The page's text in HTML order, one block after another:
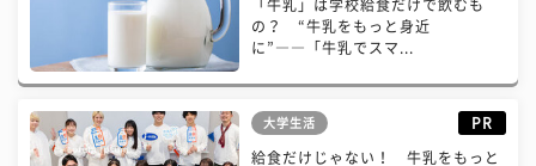
「牛乳」は学校給食だけで飲むも
の？ “牛乳をもっと身近
に”――「牛乳でスマ...
大学生活 PR
給食だけじゃない！ 牛乳をもっと